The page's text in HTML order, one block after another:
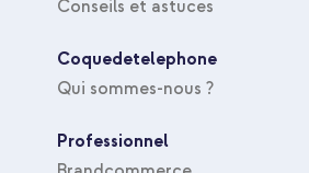
Conseils et astuces
Coquedetelephone
Qui sommes-nous ?
Professionnel